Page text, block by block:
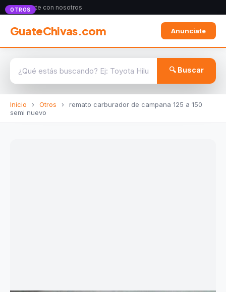
Anunciate con nosotros
GuateChivas.com Anunciate
🔍 Buscar
Inicio › Otros ›
remato carburador de campana 125 a 150
semi nuevo
OTROS